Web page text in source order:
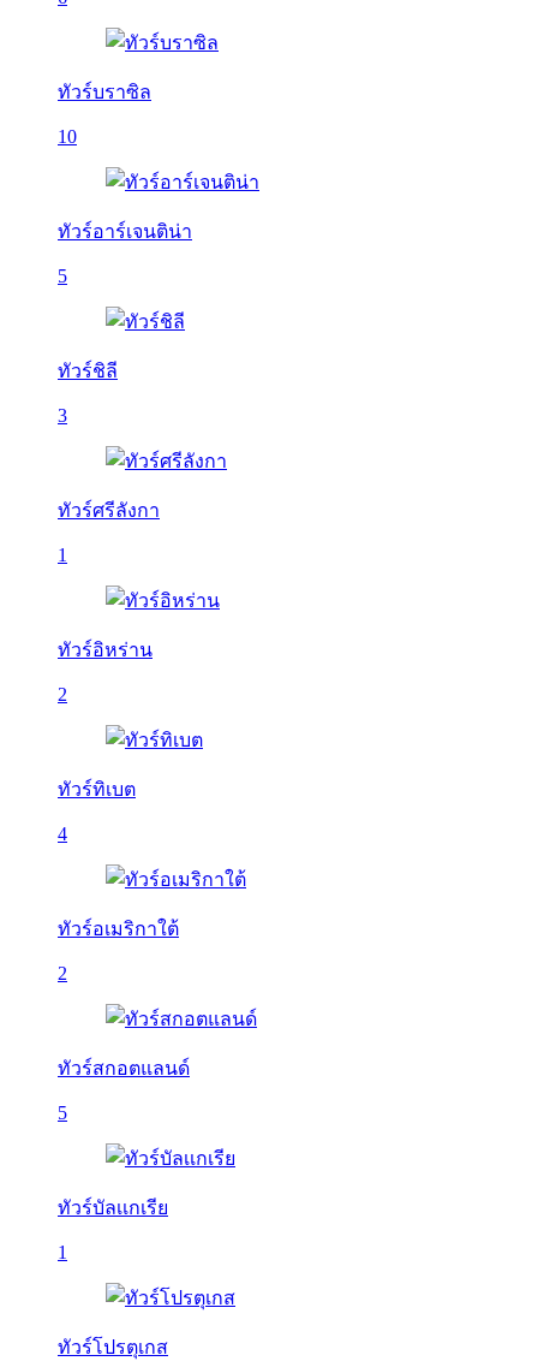
ทัวร์บราซิล
10
ทัวร์อาร์เจนติน่า
5
ทัวร์ชิลี
3
ทัวร์ศรีลังกา
1
ทัวร์อิหร่าน
2
ทัวร์ทิเบต
4
ทัวร์อเมริกาใต้
2
ทัวร์สกอตแลนด์
5
ทัวร์บัลเเกเรีย
1
ทัวร์โปรตุเกส